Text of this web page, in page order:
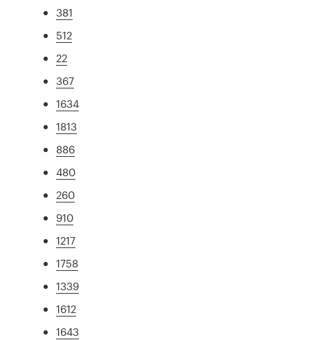
381
512
22
367
1634
1813
886
480
260
910
1217
1758
1339
1612
1643